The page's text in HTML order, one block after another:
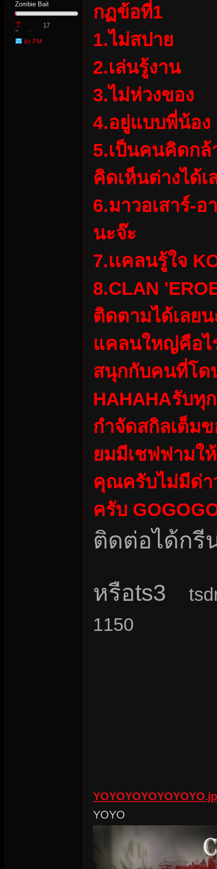
Zombie Bait
Zombie
Point
17
ส่ง PM
กฏข้อที่1
1.ไม่สปาย
2.เล่นรู้งาน
3.ไม่ห่วงของ
4.อยู่แบบพี่น้อง
5.เป็นคนคิดก
คิดเห็นต่างได้เ
6.มาวอเสาร์-อ
นะจ๊ะ
7.เเคลนรู้ใจ
8.CLAN
ติดตามได้เลย
แคลนใหญ่คือไ
สนุกกับคนที่โด
HAHAHAรับทุ
กำจัดสกิลเต็ม
ยมมีเชฟฟามใ
คุณครับไม่มีด่า
ครับ
ติดต่อได้กรี
หรือts3
1150
YOYO